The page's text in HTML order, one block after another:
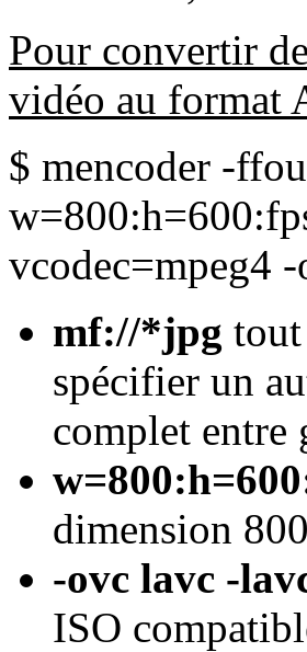
Pour convertir
vidéo au format
$ mencoder -
vcodec=mpeg4
mf://*jpg
spécifier un
complet entre
dimension
-ovc lavc -
ISO